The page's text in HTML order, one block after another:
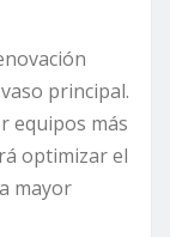
principal.
equipos más
optimizar el
mayor